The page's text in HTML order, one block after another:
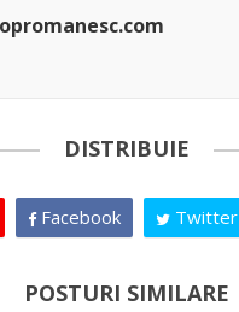
DISTRIBUIE
Facebook Twitter
POSTURI SIMILARE